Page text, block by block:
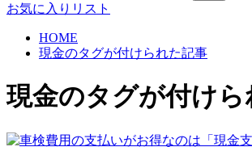
お気に入りリスト
HOME
現金のタグが付けられた記事
現金のタグが付けら